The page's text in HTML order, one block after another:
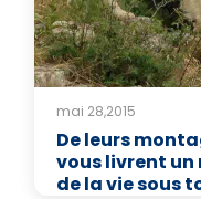
mai 28,2015
De leurs
vous livrent un
de la vie sous